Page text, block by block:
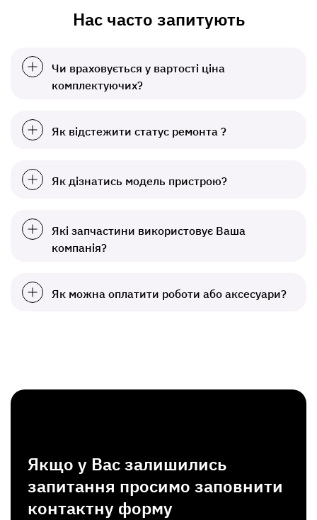
Нас часто запитують
Чи враховується у вартості ціна
комплектуючих?
Як відстежити статус ремонта ?
Як дізнатись модель пристрою?
Які запчастини використовує Ваша
компанія?
Як можна оплатити роботи або аксесуари?
Якщо у Вас залишились
запитання просимо заповнити
контактну форму